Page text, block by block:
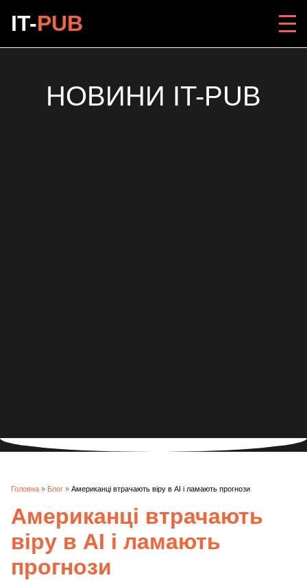
IT-PUB
НОВИНИ IT-PUB
Головна » Блог » Американці втрачають віру в AI і ламають прогнози
Американці втрачають
віру в AI і ламають
прогнози